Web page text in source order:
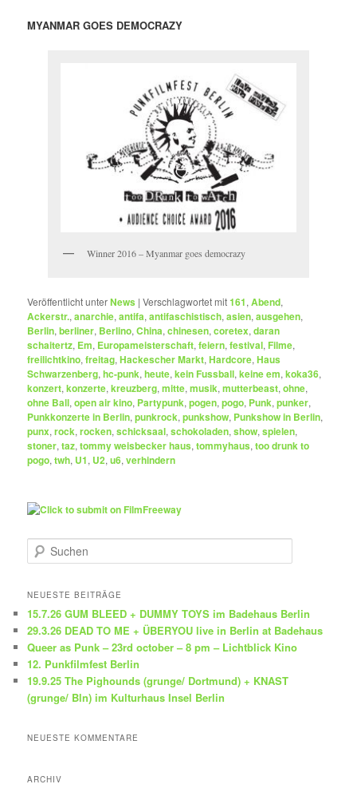
MYANMAR GOES DEMOCRAZY
Winner 2016 – Myanmar goes democrazy
Veröffentlicht unterNews |Verschlagwortet mit161,Abend,
Ackerstr.,anarchie,antifa,antifaschistisch,asien,ausgehen,
Berlin,berliner, Berlino,China,chinesen,coretex,daran
schaitertz, Em, Europameisterschaft,feiern,festival, Filme,
freilichtkino,freitag,Hackescher Markt,Hardcore,Haus
Schwarzenberg,hc-punk,heute,kein Fussball,keine em,koka36,
konzert,konzerte,kreuzberg,mitte,musik,mutterbeast,ohne,
ohne Ball,open air kino, Partypunk,pogen,pogo, Punk,punker,
Punkkonzerte in Berlin,punkrock,punkshow, Punkshow in Berlin,
punx,rock,rocken,schicksaal,schokoladen,show,spielen,
stoner,taz,tommy weisbecker haus,tommyhaus,too drunk to
pogo,twh, U1, U2,u6,verhindern
u
h
n
NEUESTE BEITRÄGE
15.7.26 GUM BLEED + DUMMY TOYS im Badehaus Berlin
29.3.26 DEAD TO ME + ÜBERYOU live in Berlin at Badehaus
Queer as Punk – 23rd october – 8 pm – Lichtblick Kino
12. Punkfilmfest Berlin
19.9.25 The Pighounds (grunge/ Dortmund) + KNAST
(grunge/ Bln) im Kulturhaus Insel Berlin
NEUESTE KOMMENTARE
ARCHIV